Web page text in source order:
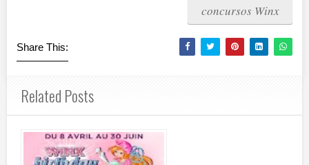
concursos Winx
Share This:
Related Posts